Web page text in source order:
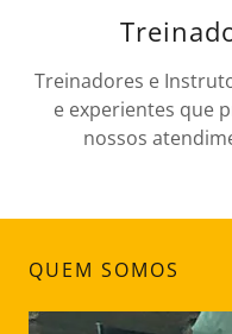
Treinadores e
e experientes que
nossos
QUEM SOMOS